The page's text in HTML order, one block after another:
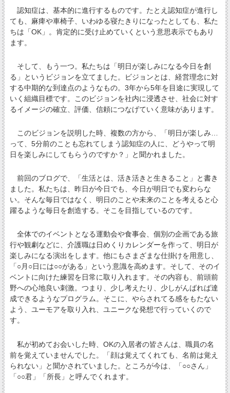
認知症は、基本的に進行するものです。たとえ認知症が進行し
ても、麻痺や車椅子、いわゆる寝たきりになったとしても、私た
ちは「OK」。肯定的に受け止めていくという意思表示でもあり
ます。
そして、もう一つ。私たちは「明日が楽しみになる今日を創
る」というビジョンを立てました。ビジョンとは、経営理念に対
する中期的な到達点のようなもの。3年から5年を目途に実現して
いく組織目標です。このビジョンを社内に浸透させ、社会に対す
るイメージの確立、評価、信頼につなげていく意味があります。
このビジョンを説明した時、複数の方から、「明日が楽しみ…
って、5分前のことも忘れてしまう認知症の人に、どうやって明
日を楽しみにしてもらうのですか？」と聞かれました。
前回のブログで、「生活とは、活き活きと生きること」と書き
ました。私たちは、昨日が今日でも、今日が明日でも変わらな
い。そんな毎日ではなく、明日のことや未来のことを考えると心
躍るような毎日を創造する。そこを目指しているのです。
全体でのイベントとなる運動会や食事会、個別の企画である旅
行や観劇などに、介護職は日めくりカレンダーを作って、明日が
楽しみになる演出をします。他にもさまざまな仕掛けを用意し、
「○月○日には○○がある」という意識を高めます。そして、そのイ
ベントに向けた練習を日常に取り入れます。その内容も、前頭前
野への心地良い刺激。つまり、少し考えたり、少しがんばれば達
成できるようなプログラム。そこに、やらされてる感をもたない
よう、ユーモアを取り入れ、ユニークな発想で行っていくので
す。
私が初めてお会いした時、OKの入居者の皆さんは、職員の名
前を覚えていませんでした。「顔は覚えてくれても、名前は覚え
られない」と聞かされていました。ところが今は、「○○さん」
「○○君」「所長」と呼んでくれます。